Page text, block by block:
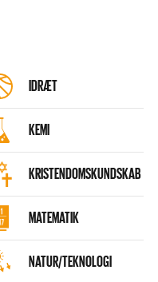
IDRÆT
KEMI
KRISTENDOMSKUNDSKAB
MATEMATIK
NATUR/TEKNOLOGI